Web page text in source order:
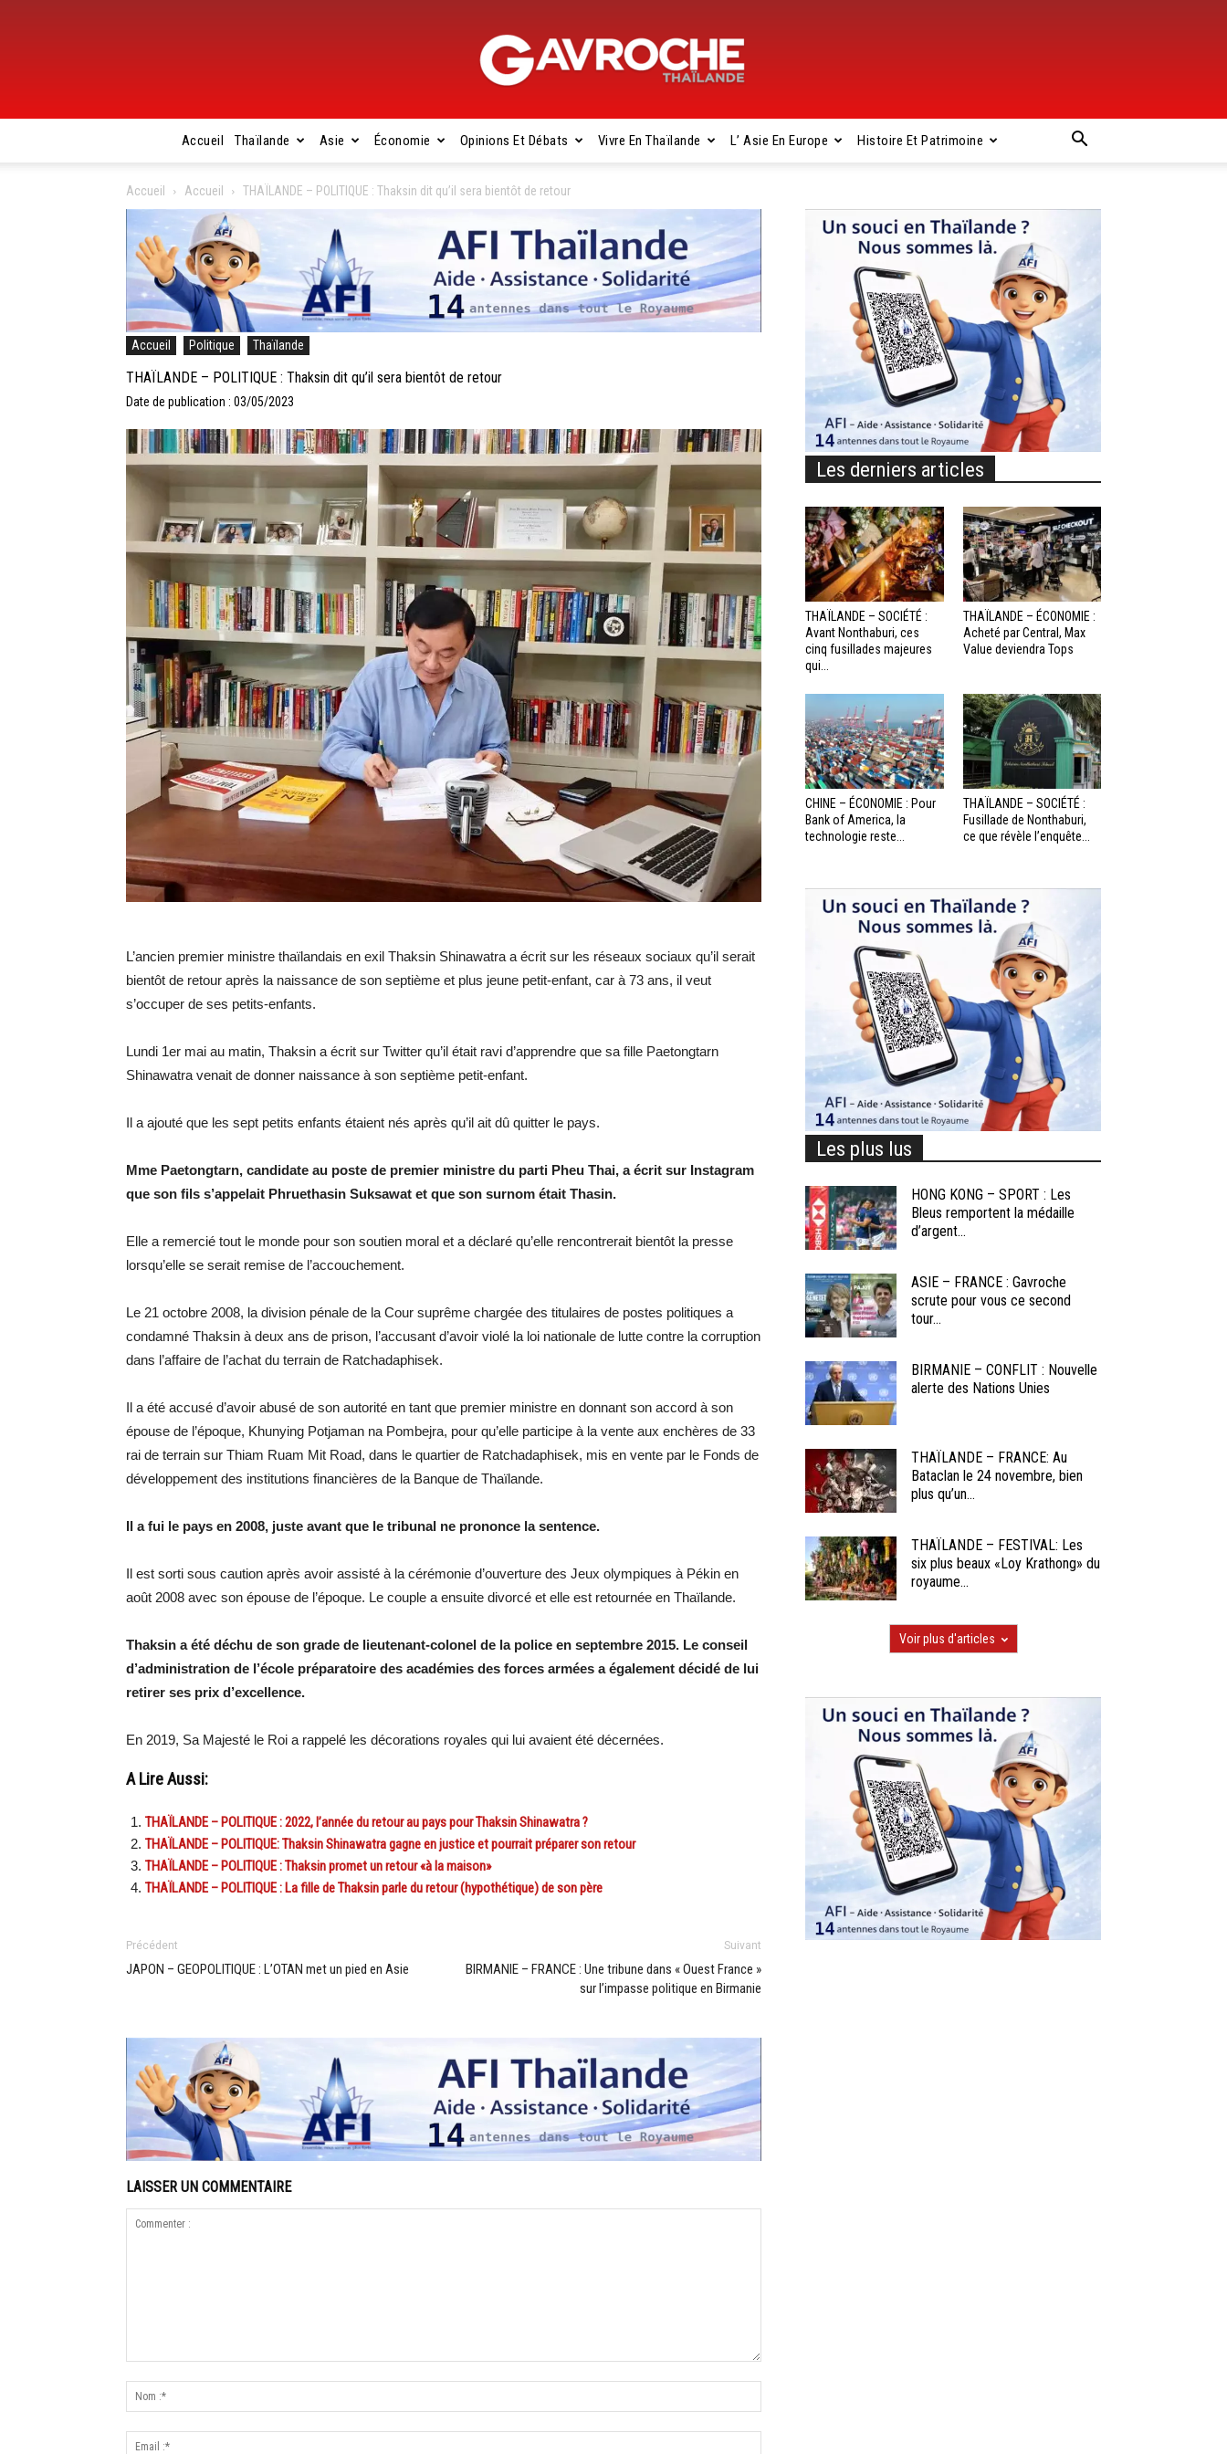
Gavroche
Thaïlande
Accueil Thaïlande Asie Économie Opinions Et Débats Vivre En Thaïlande L’ Asie En Europe Histoire Et Patrimoine
Accueil Accueil THAÏLANDE – POLITIQUE : Thaksin dit qu’il sera bientôt de retour
Accueil Politique Thaïlande
THAÏLANDE – POLITIQUE : Thaksin dit qu’il sera bientôt de retour
Date de publication : 03/05/2023
L’ancien premier ministre thaïlandais en exil Thaksin Shinawatra a écrit sur les réseaux sociaux qu’il serait
bientôt de retour après la naissance de son septième et plus jeune petit-enfant, car à 73 ans, il veut
s’occuper de ses petits-enfants.
Lundi 1er mai au matin, Thaksin a écrit sur Twitter qu’il était ravi d’apprendre que sa fille Paetongtarn
Shinawatra venait de donner naissance à son septième petit-enfant.
Il a ajouté que les sept petits enfants étaient nés après qu’il ait dû quitter le pays.
Mme Paetongtarn, candidate au poste de premier ministre du parti Pheu Thai, a écrit sur Instagram
que son fils s’appelait Phruethasin Suksawat et que son surnom était Thasin.
Elle a remercié tout le monde pour son soutien moral et a déclaré qu’elle rencontrerait bientôt la presse
lorsqu’elle se serait remise de l’accouchement.
Le 21 octobre 2008, la division pénale de la Cour suprême chargée des titulaires de postes politiques a
condamné Thaksin à deux ans de prison, l’accusant d’avoir violé la loi nationale de lutte contre la corruption
dans l’affaire de l’achat du terrain de Ratchadaphisek.
Il a été accusé d’avoir abusé de son autorité en tant que premier ministre en donnant son accord à son
épouse de l’époque, Khunying Potjaman na Pombejra, pour qu’elle participe à la vente aux enchères de 33
rai de terrain sur Thiam Ruam Mit Road, dans le quartier de Ratchadaphisek, mis en vente par le Fonds de
développement des institutions financières de la Banque de Thaïlande.
Il a fui le pays en 2008, juste avant que le tribunal ne prononce la sentence.
Il est sorti sous caution après avoir assisté à la cérémonie d’ouverture des Jeux olympiques à Pékin en
août 2008 avec son épouse de l’époque. Le couple a ensuite divorcé et elle est retournée en Thaïlande.
Thaksin a été déchu de son grade de lieutenant-colonel de la police en septembre 2015. Le conseil
d’administration de l’école préparatoire des académies des forces armées a également décidé de lui
retirer ses prix d’excellence.
En 2019, Sa Majesté le Roi a rappelé les décorations royales qui lui avaient été décernées.
A Lire Aussi:
THAÏLANDE – POLITIQUE : 2022, l’année du retour au pays pour Thaksin Shinawatra ?
THAÏLANDE – POLITIQUE: Thaksin Shinawatra gagne en justice et pourrait préparer son retour
THAÏLANDE – POLITIQUE : Thaksin promet un retour «à la maison»
THAÏLANDE – POLITIQUE : La fille de Thaksin parle du retour (hypothétique) de son père
Précédent
JAPON – GEOPOLITIQUE : L’OTAN met un pied en Asie
Suivant
BIRMANIE – FRANCE : Une tribune dans « Ouest France »
sur l’impasse politique en Birmanie
LAISSER UN COMMENTAIRE
Les derniers articles
THAÏLANDE – SOCIÉTÉ :
Avant Nonthaburi, ces
cinq fusillades majeures
qui...
THAÏLANDE – ÉCONOMIE :
Acheté par Central, Max
Value deviendra Tops
CHINE – ÉCONOMIE : Pour
Bank of America, la
technologie reste...
THAÏLANDE – SOCIÉTÉ :
Fusillade de Nonthaburi,
ce que révèle l’enquête...
Les plus lus
HONG KONG – SPORT : Les
Bleus remportent la médaille
d’argent...
ASIE – FRANCE : Gavroche
scrute pour vous ce second
tour...
BIRMANIE – CONFLIT : Nouvelle
alerte des Nations Unies
THAÏLANDE – FRANCE: Au
Bataclan le 24 novembre, bien
plus qu’un...
THAÏLANDE – FESTIVAL: Les
six plus beaux «Loy Krathong» du
royaume...
Voir plus d'articles